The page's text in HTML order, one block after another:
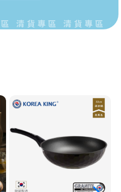
清貨專區 清貨專區